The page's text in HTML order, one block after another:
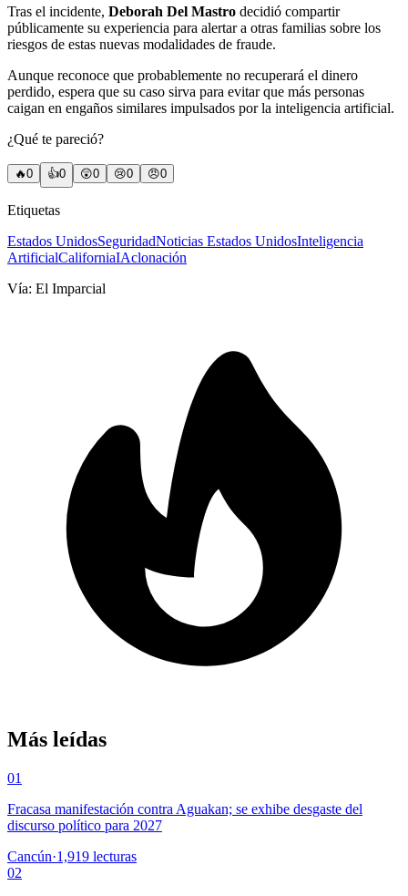
Tras el incidente, Deborah Del Mastro decidió compartir
públicamente su experiencia para alertar a otras familias sobre los
riesgos de estas nuevas modalidades de fraude.
Aunque reconoce que probablemente no recuperará el dinero
perdido, espera que su caso sirva para evitar que más personas
caigan en engaños similares impulsados por la inteligencia artificial.
¿Qué te pareció?
🔥0 👍0 😲0 😢0 😠0
Etiquetas
Estados UnidosSeguridadNoticias Estados UnidosInteligencia
ArtificialCaliforniaIAclonación
Vía: El Imparcial
Más leídas
01
Fracasa manifestación contra Aguakan; se exhibe desgaste del
discurso político para 2027
Cancún·1,919 lecturas
02